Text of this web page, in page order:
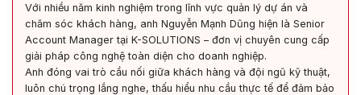
Với nhiều năm kinh nghiệm trong lĩnh vực quản lý dự án và
chăm sóc khách hàng, anh Nguyễn Mạnh Dũng hiện là Senior
Account Manager tại K-SOLUTIONS – đơn vị chuyên cung cấp
giải pháp công nghệ toàn diện cho doanh nghiệp.
Anh đóng vai trò cầu nối giữa khách hàng và đội ngũ kỹ thuật,
luôn chú trọng lắng nghe, thấu hiểu nhu cầu thực tế để đảm bảo